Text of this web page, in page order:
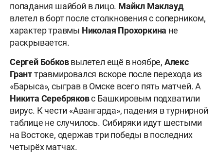
попадания шайбой в лицо. Майкл Маклауд
влетел в борт после столкновения с соперником,
характер травмы Николая Прохоркина не
раскрывается.
Сергей Бобковвылетел ещё в ноябре, Алекс
Гранттравмировался вскоре после перехода из
«Барыса», сыграв в Омске всего пять матчей. А
Никита Серебряковс Башкировым подхватили
вирус. К чести «Авангарда», падения в турнирной
таблице не случилось. Сибиряки идут шестыми
на Востоке, одержав три победы в последних
четырёх матчах.